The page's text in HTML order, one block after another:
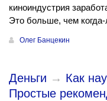
киноиндустрия
Это больше, чем
Олег Банцекин
Деньги → Как
Простые